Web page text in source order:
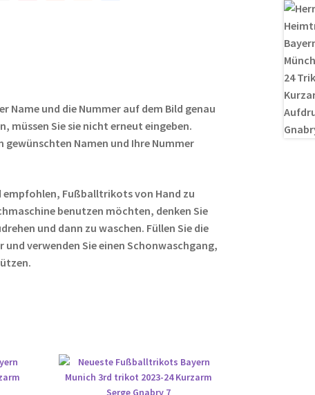
Name und die Nummer auf dem Bild genau
müssen Sie sie nicht erneut eingeben.
gewünschten Namen und Ihre Nummer
empfohlen, Fußballtrikots von Hand zu
benutzen möchten, denken Sie
und dann zu waschen. Füllen Sie die
und verwenden Sie einen Schonwaschgang,